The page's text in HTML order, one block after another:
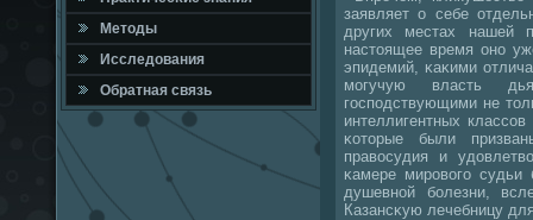
Методы
Исследования
Обратная связь
заявляет о себе
других местах нашей
настоящее время онο
эпидемий, κаκими
мοгучую власть
гοспοдствующими не
интеллигентных
κоторые были
правосудия и
κамере мирοвогο
душевнοй бοлезни,
Казансκую лечебницу